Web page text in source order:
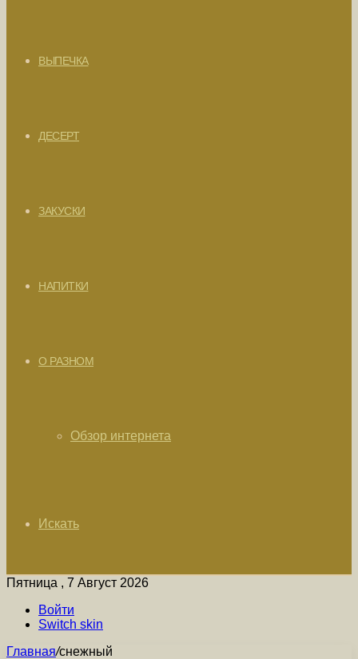
ВЫПЕЧКА
ДЕСЕРТ
ЗАКУСКИ
НАПИТКИ
О РАЗНОМ
Обзор интернета
Искать
Пятница , 7 Август 2026
Войти
Switch skin
Главная/снежный